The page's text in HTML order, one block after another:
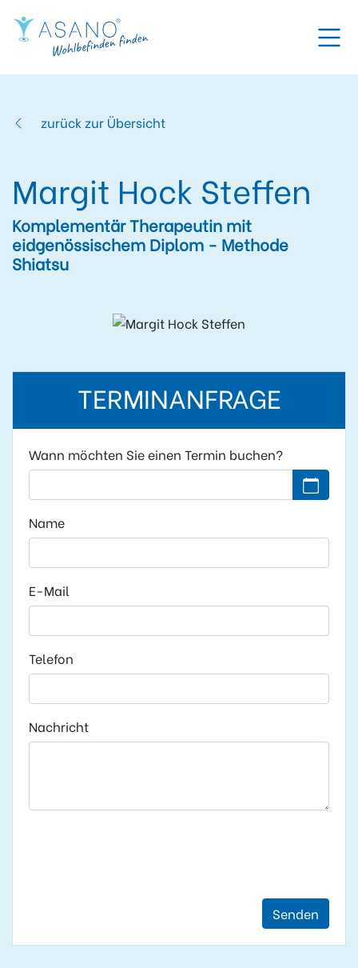
zurück zur Übersicht
Margit Hock Steffen
Komplementär Therapeutin mit
eidgenössischem Diplom - Methode
Shiatsu
TERMINANFRAGE
Wann möchten Sie einen Termin buchen?
Kein
Name
E-Mail
Telefon
Nachricht
Senden